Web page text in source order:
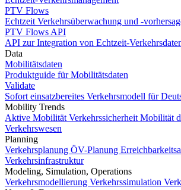
PTV Flows
Echtzeit Verkehrsüberwachung und -
PTV Flows API
API zur Integration von Echtzeit-
Data
Mobilitätsdaten
Produktguide für Mobilitätsdaten
Validate
Sofort einsatzbereites Verkehrsmodell für
Mobility Trends
Aktive Mobilität Verkehrssicherheit Mobilität
Verkehrswesen
Planning
Verkehrsplanung ÖV-Planung
Verkehrsinfrastruktur
Modeling, Simulation, Operations
Verkehrsmodellierung Verkehrssimulation